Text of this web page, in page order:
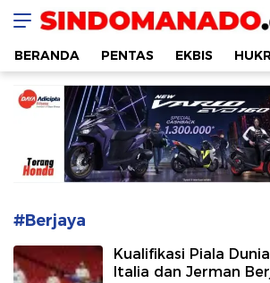
SINDOMANADO
Informatif dan Edukatif
BERANDA PENTAS EKBIS
#Berjaya
Kualifikasi Piala
Italia dan Jerman